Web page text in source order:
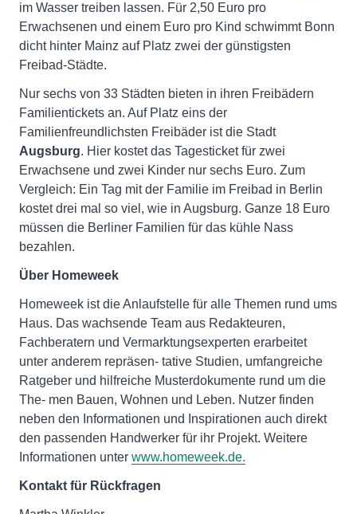
im Wasser treiben lassen. Für 2,50 Euro pro
Erwachsenen und einem Euro pro Kind schwimmt Bonn
dicht hinter Mainz auf Platz zwei der günstigsten
Freibad-Städte.
Nur sechs von 33 Städten bieten in ihren Freibädern
Familientickets an. Auf Platz eins der
Familienfreundlichsten Freibäder ist die Stadt
Augsburg. Hier kostet das Tagesticket für zwei
Erwachsene und zwei Kinder nur sechs Euro. Zum
Vergleich: Ein Tag mit der Familie im Freibad in Berlin
kostet drei mal so viel, wie in Augsburg. Ganze 18 Euro
müssen die Berliner Familien für das kühle Nass
bezahlen.
Über Homeweek
Homeweek ist die Anlaufstelle für alle Themen rund ums
Haus. Das wachsende Team aus Redakteuren,
Fachberatern und Vermarktungsexperten erarbeitet
unter anderem repräsen- tative Studien, umfangreiche
Ratgeber und hilfreiche Musterdokumente rund um die
The- men Bauen, Wohnen und Leben. Nutzer finden
neben den Informationen und Inspirationen auch direkt
den passenden Handwerker für ihr Projekt. Weitere
Informationen unter www.homeweek.de.
Kontakt für Rückfragen